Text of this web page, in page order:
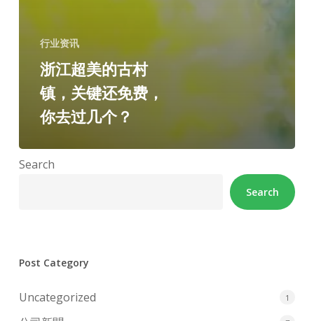
行业资讯
浙江超美的古村
镇，关键还免费，
你去过几个？
Search
Search
Post Category
Uncategorized 1